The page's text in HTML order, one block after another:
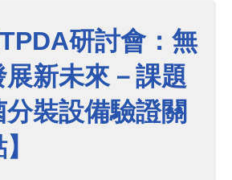
研討會：無
新未來－課題
裝設備驗證關